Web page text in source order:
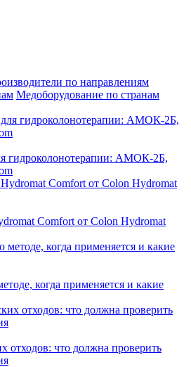
по направлениям
Медоборудование по странам
гидроколонотерапии: АМОК-2Б,
Comfort от Colon Hydromat
когда применяется и какие
отходов: что должна проверить